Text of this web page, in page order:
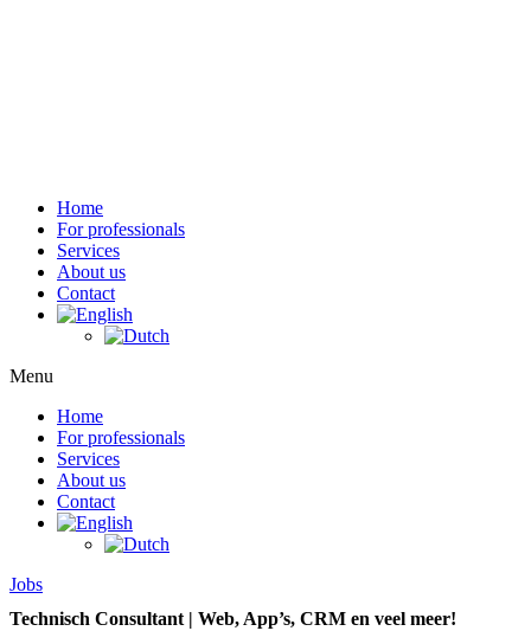
Home
For professionals
Services
About us
Contact
Menu
Home
For professionals
Services
About us
Contact
Jobs
Technisch Consultant | Web, App’s, CRM en veel meer!